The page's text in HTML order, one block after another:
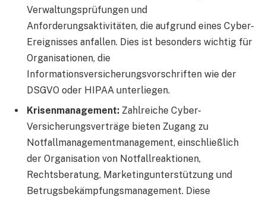
Verwaltungsprüfungen und
Anforderungsaktivitäten, die aufgrund eines Cyber-
Ereignisses anfallen. Dies ist besonders wichtig für
Organisationen, die
Informationsversicherungsvorschriften wie der
DSGVO oder HIPAA unterliegen.
Krisenmanagement: Zahlreiche Cyber-
Versicherungsverträge bieten Zugang zu
Notfallmanagementmanagement, einschließlich
der Organisation von Notfallreaktionen,
Rechtsberatung, Marketingunterstützung und
Betrugsbekämpfungsmanagement. Diese